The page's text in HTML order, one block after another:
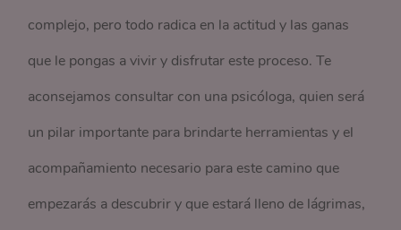
complejo, pero todo radica en la actitud y las ganas
que le pongas a vivir y disfrutar este proceso. Te
aconsejamos consultar con una psicóloga, quien será
un pilar importante para brindarte herramientas y el
acompañamiento necesario para este camino que
empezarás a descubrir y que estará lleno de lágrimas,